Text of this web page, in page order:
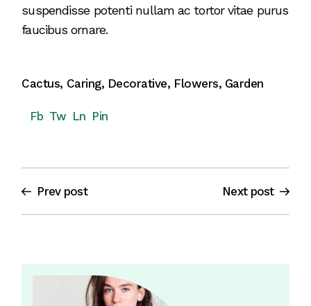
suspendisse potenti nullam ac tortor vitae purus
faucibus ornare.
Cactus, Caring, Decorative, Flowers, Garden
Fb Tw Ln Pin
Prev post Next post